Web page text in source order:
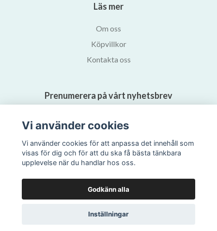
Läs mer
Om oss
Köpvillkor
Kontakta oss
Prenumerera på vårt nyhetsbrev
Vi använder cookies
Vi använder cookies för att anpassa det innehåll som
visas för dig och för att du ska få bästa tänkbara
upplevelse när du handlar hos oss.
Godkänn alla
Inställningar